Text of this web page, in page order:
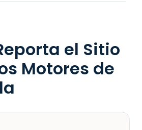
el Sitio
Motores de